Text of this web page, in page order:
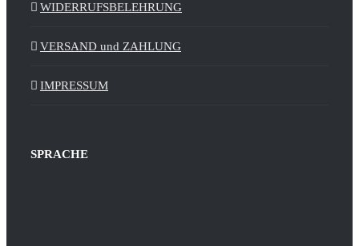
WIDERRUFSBELEHRUNG
VERSAND und ZAHLUNG
IMPRESSUM
SPRACHE